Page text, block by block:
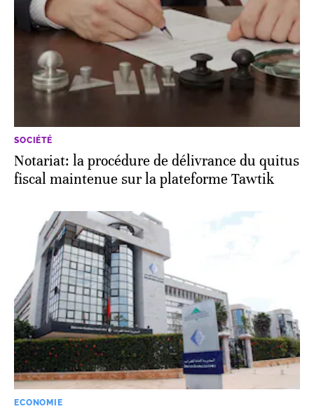
SOCIÉTÉ
Notariat: la procédure de délivrance du quitus
fiscal maintenue sur la plateforme Tawtik
ECONOMIE